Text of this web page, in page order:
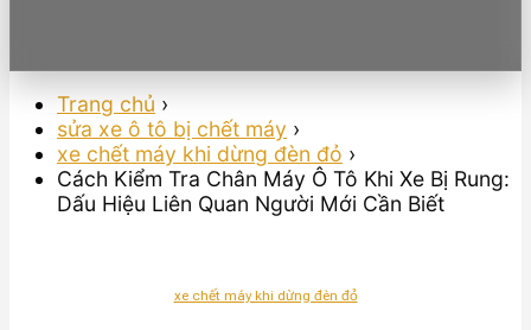
Trang chủ ›
sửa xe ô tô bị chết máy ›
xe chết máy khi dừng đèn đỏ ›
Cách Kiểm Tra Chân Máy Ô Tô Khi Xe Bị Rung:
Dấu Hiệu Liên Quan Người Mới Cần Biết
xe chết máy khi dừng đèn đỏ